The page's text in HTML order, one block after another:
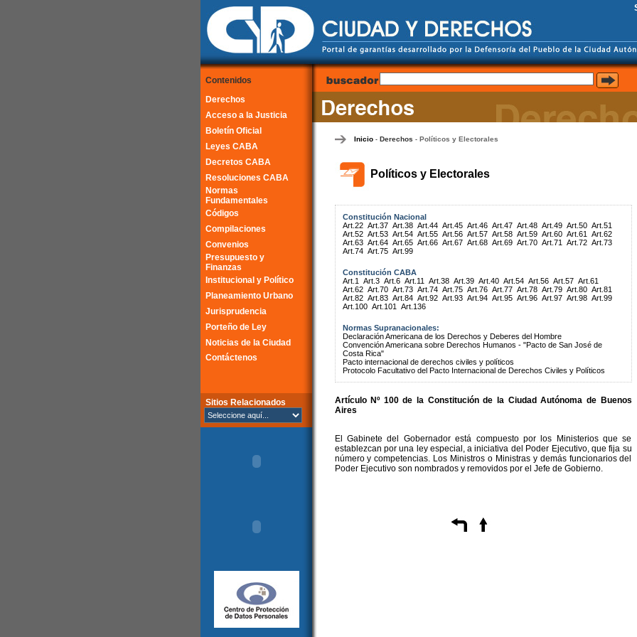
Contenidos
Derechos
Acceso a la Justicia
Boletín Oficial
Leyes CABA
Decretos CABA
Resoluciones CABA
Normas
Fundamentales
Códigos
Compilaciones
Convenios
Presupuesto y
Finanzas
Institucional y Político
Planeamiento Urbano
Jurisprudencia
Porteño de Ley
Noticias de la Ciudad
Contáctenos
Sitios Relacionados
Inicio- Derechos - Políticos y Electorales
Políticos y Electorales
Constitución Nacional
Art.22 Art.37 Art.38 Art.44 Art.45 Art.46 Art.47 Art.48 Art.49 Art.50 Art.51
Art.52 Art.53 Art.54 Art.55 Art.56 Art.57 Art.58 Art.59 Art.60 Art.61
Art.62
Art.63 Art.64 Art.65 Art.66 Art.67 Art.68 Art.69 Art.70 Art.71 Art.72 Art.73
Art.74 Art.75 Art.99
Constitución CABA
Art.1
Art.3 Art.6 Art.11 Art.38 Art.39 Art.40 Art.54 Art.56 Art.57 Art.61
Art.62 Art.70 Art.73 Art.74 Art.75 Art.76 Art.77 Art.78 Art.79 Art.80 Art.81
Art.82 Art.83 Art.84 Art.92 Art.93 Art.94 Art.95 Art.96 Art.97 Art.98 Art.99
Art.100 Art.101 Art.136
Normas Supranacionales:
Declaración Americana de los Derechos y Deberes del Hombre
Convención Americana sobre Derechos Humanos - "Pacto de San José de
Costa Rica"
Pacto internacional de derechos civiles y políticos
Protocolo Facultativo del Pacto Internacional de Derechos Civiles y Políticos
Artículo Nº 100 de la Constituciónde la Ciudad Autónoma de Buenos
Aires
El Gabinete del Gobernador está compuesto por los Ministerios que se
establezcan por una ley especial, a iniciativa del Poder Ejecutivo, que fija su
número y competencias. Los Ministros o Ministras y demás funcionarios del
Poder Ejecutivo son nombrados y removidos por el Jefe de Gobierno.